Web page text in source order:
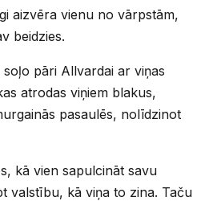
aizvēra vienu no vārpstām,
beidzies.
soļo pāri Allvardai ar viņas
atrodas viņiem blakus,
pasaulēs, nolīdzinot
kā vien sapulcināt savu
valstību, kā viņa to zina. Taču